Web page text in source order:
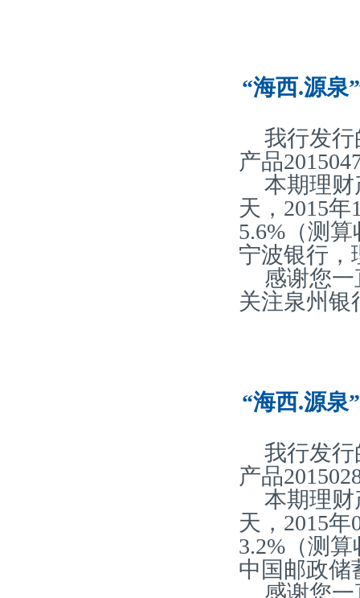
“海西.源泉
我行发行
产品
本期理财
天，2015
5.6%（测
宁波银行，
感谢您
关注泉州银
“海西.源泉
我行发行
产品
本期理财
天，2015
3.2%（测
中国邮政储
感谢您